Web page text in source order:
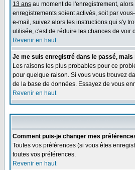
13 ans au moment de l'enregistrement,
enregistrements soient activés, soit par
e-mail, suivez alors les instructions qui s'y
utilisée, c'est de réduire les chances de voir
Revenir en haut
Je me suis enregistré dans le passé,
Les raisons les plus probables pour ce
pour quelque raison. Si vous vous trouvez
de la base de données. Essayez de vous
Revenir en haut
Comment puis-je changer mes
Toutes vos préférences (si vous êtes
toutes vos préférences.
Revenir en haut